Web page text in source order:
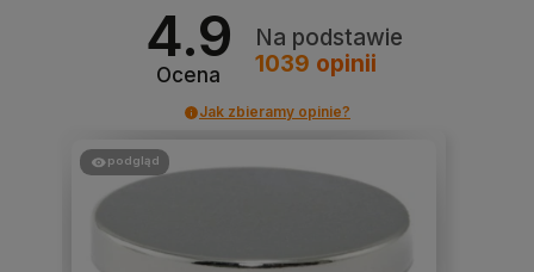
4.9
Ocena
Na podstawie
1039 opinii
Jak zbieramy opinie?
podgląd